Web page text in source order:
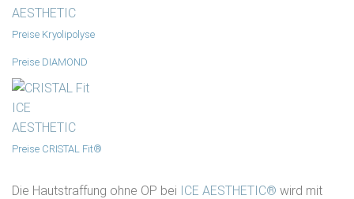
Preise Kryolipolyse
Preise DIAMOND
Preise CRISTAL Fit®
Die Hautstraffung ohne OP bei ICE AESTHETIC® wird mit